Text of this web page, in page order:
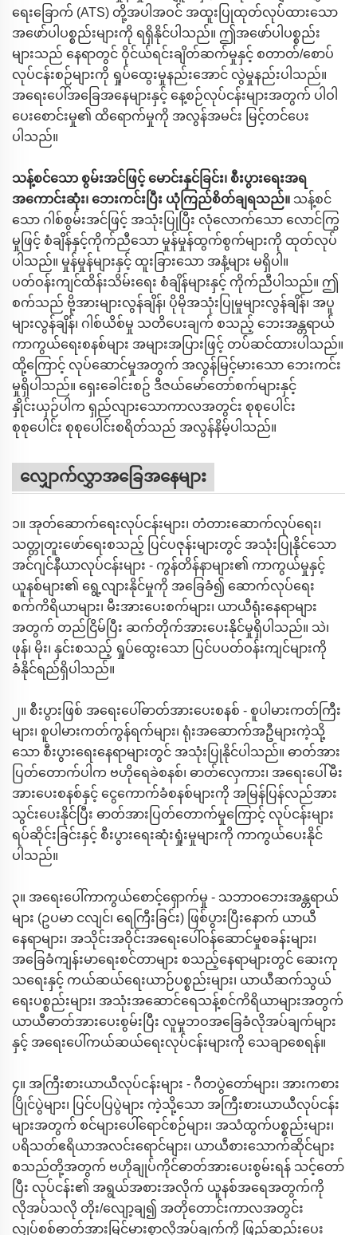
ရေးခြောက် (ATS) တို့အပါအဝင် အထူးပြုထုတ်လုပ်ထားသော
အဖော်ပါပစ္စည်းများကို ရရှိနိုင်ပါသည်။ ဤအဖော်ပါပစ္စည်း
များသည် နေရာတွင် ဝိုင်ယ်ရင်းချိတ်ဆက်မှုနှင့် စတာတ်/စောပ်
လုပ်ငန်းစဉ်များကို ရှုပ်ထွေးမှုနည်းအောင် လွဲမှုနည်းပါသည်။
အရေးပေါ်အခြေအနေများနှင့် နေ့စဉ်လုပ်ငန်းများအတွက် ပါဝါ
ပေးစောင်းမှု၏ ထိရောက်မှုကို အလွန်အမင်း မြင့်တင်ပေး
ပါသည်။
သန့်စင်သော စွမ်းအင်ဖြင့် မောင်းနှင်ခြင်း၊ စီးပွားရေးအရ
အကောင်းဆုံး၊ ဘေးကင်းပြီး ယုံကြည်စိတ်ချရသည်။ သန့်စင်
သော ဂါစ်စွမ်းအင်ဖြင့် အသုံးပြုပြီး လုံလောက်သော လောင်ကြွ
မှုဖြင့် စံချိန်နှင့်ကိုက်ညီသော မှုန်မှုန်ထွက်စွက်များကို ထုတ်လုပ်
ပါသည်။ မှုန်မှုန်များနှင့် ထူးခြားသော အနံ့များ မရှိပါ။
ပတ်ဝန်းကျင်ထိန်းသိမ်းရေး စံချိန်များနှင့် ကိုက်ညီပါသည်။ ဤ
စက်သည် ဗို့အားများလွန်ချိန်၊ ပိုမိုအသုံးပြုမှုများလွန်ချိန်၊ အပူ
များလွန်ချိန်၊ ဂါစ်ယိစ်မှု သတိပေးချက် စသည့် ဘေးအန္တရာယ်
ကာကွယ်ရေးစနစ်များ အများအပြားဖြင့် တပ်ဆင်ထားပါသည်။
ထို့ကြောင့် လုပ်ဆောင်မှုအတွက် အလွန်မြင့်မားသော ဘေးကင်း
မှုရှိပါသည်။ ရှေးခေါင်းစဥ် ဒီဇယ်မော်တော်စက်များနှင့်
နှိုင်းယှဉ်ပါက ရှည်လျားသောကာလအတွင်း စုစုပေါင်း
စုစုပေါင်း စုစုပေါင်းစရိတ်သည် အလွန်နိမ့်ပါသည်။
လျှောက်လွှာအခြေအနေများ
၁။ အုတ်ဆောက်ရေးလုပ်ငန်းများ၊ တံတားဆောက်လုပ်ရေး၊
သတ္တုတူးဖော်ရေးစသည့် ပြင်ပဇုန်းများတွင် အသုံးပြုနိုင်သော
အင်ဂျင်နီယာလုပ်ငန်းများ - ကွန်တိန်နာများ၏ ကာကွယ်မှုနှင့်
ယူနစ်များ၏ ရွေ့လျားနိုင်မှုကို အခြေခံ၍ ဆောက်လုပ်ရေး
စက်ကိရိယာများ၊ မီးအားပေးစက်များ၊ ယာယီရုံးနေရာများ
အတွက် တည်ငြိမ်ပြီး ဆက်တိုက်အားပေးနိုင်မှုရှိပါသည်။ သဲ၊
ဖုန်၊ မိုး၊ နှင်းစသည့် ရှုပ်ထွေးသော ပြင်ပပတ်ဝန်းကျင်များကို
ခံနိုင်ရည်ရှိပါသည်။
၂။ စီးပွားဖြစ် အရေးပေါ်ဓာတ်အားပေးစနစ် - စူပါမားကတ်ကြီး
များ၊ စူပါမားကတ်ကွန်ရက်များ၊ ရုံးအဆောက်အဦများကဲ့သို့
သော စီးပွားရေးနေရာများတွင် အသုံးပြုနိုင်ပါသည်။ ဓာတ်အား
ပြတ်တောက်ပါက ဗဟိုရေခဲစနစ်၊ ဓာတ်လှေကား၊ အရေးပေါ်မီး
အားပေးစနစ်နှင့် ငွေကောက်ခံစနစ်များကို အမြန်ပြန်လည်အား
သွင်းပေးနိုင်ပြီး ဓာတ်အားပြတ်တောက်မှုကြောင့် လုပ်ငန်းများ
ရပ်ဆိုင်းခြင်းနှင့် စီးပွားရေးဆုံးရှုံးမှုများကို ကာကွယ်ပေးနိုင်
ပါသည်။
၃။ အရေးပေါ်ကာကွယ်စောင့်ရှောက်မှု - သဘာဝဘေးအန္တရာယ်
များ (ဥပမာ ငလျင်၊ ရေကြီးခြင်း) ဖြစ်ပွားပြီးနောက် ယာယီ
နေရာများ၊ အသိုင်းအဝိုင်းအရေးပေါ်ဝန်ဆောင်မှုစခန်းများ၊
အခြေခံကျန်းမာရေးစင်တာများ စသည့်နေရာများတွင် ဆေးကု
သရေးနှင့် ကယ်ဆယ်ရေးယာဉ်ပစ္စည်းများ၊ ယာယီဆက်သွယ်
ရေးပစ္စည်းများ၊ အသုံးအဆောင်ရေသန့်စင်ကိရိယာများအတွက်
ယာယီဓာတ်အားပေးစွမ်းပြီး လူမှုဘဝအခြေခံလိုအပ်ချက်များ
နှင့် အရေးပေါ်ကယ်ဆယ်ရေးလုပ်ငန်းများကို သေချာစေရန်။
၄။ အကြီးစားယာယီလုပ်ငန်းများ - ဂီတပွဲတော်များ၊ အားကစား
ပြိုင်ပွဲများ၊ ပြင်ပပြပွဲများ ကဲ့သို့သော အကြီးစားယာယီလုပ်ငန်း
များအတွက် စင်များပေါ်ရောင်စဉ်များ၊ အသံထွက်ပစ္စည်းများ၊
ပရိသတ်ဧရိယာအလင်းရောင်များ၊ ယာယီစားသောက်ဆိုင်များ
စသည်တို့အတွက် ဗဟိုချုပ်ကိုင်ဓာတ်အားပေးစွမ်းရန် သင့်တော်
ပြီး လုပ်ငန်း၏ အရွယ်အစားအလိုက် ယူနစ်အရေအတွက်ကို
လိုအပ်သလို တိုး/လျော့ချ၍ အတိုတောင်းကာလအတွင်း
လျှပ်စစ်ဓာတ်အားမြင့်မားစွာလိုအပ်ချက်ကို ဖြည့်ဆည်းပေး